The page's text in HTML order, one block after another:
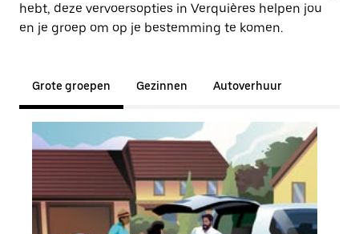
hebt, deze vervoersopties in Verquières helpen jou
en je groep om op je bestemming te komen.
Grote groepen Gezinnen Autoverhuur